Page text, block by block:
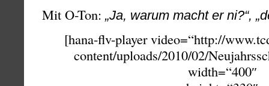
Mit O-Ton: „Ja, warum macht er ni?“,
[hana-flv-player video=“http://
content/uploads/2010/02/
width=“400″